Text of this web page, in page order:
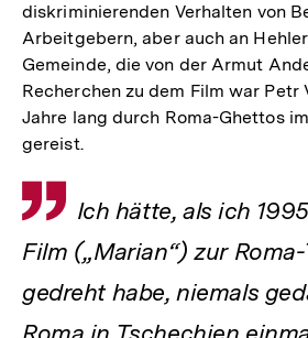
diskriminierenden Verhalten von
Arbeitgebern, aber auch an
Gemeinde, die von der Armut
Recherchen zu dem Film war Petr
Jahre lang durch Roma-Ghettos
gereist.
Zitat
Ich hätte, als ich
Film („Marian“) zur
gedreht habe, niemals